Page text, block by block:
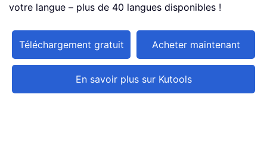
votre langue – plus de 40 langues disponibles !
Téléchargement gratuit Acheter maintenant
En savoir plus sur Kutools